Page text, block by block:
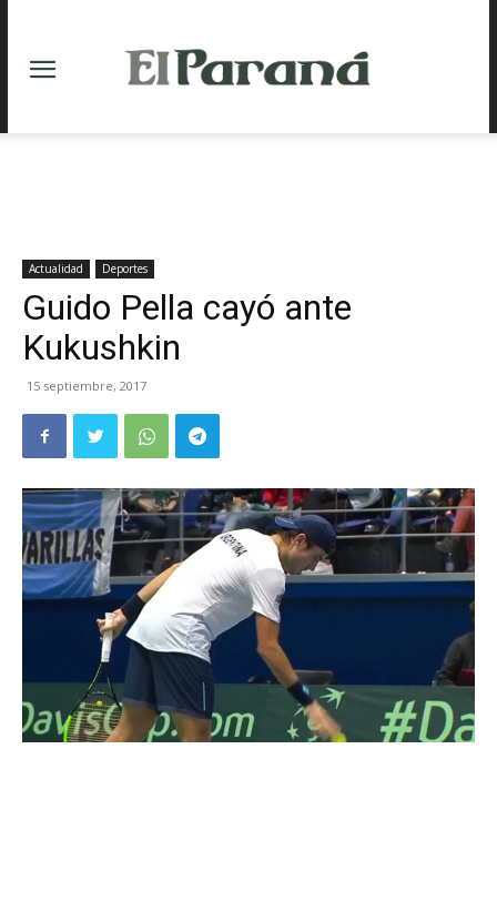
Actualidad Deportes
Guido Pella cayó ante
Kukushkin
15 septiembre, 2017